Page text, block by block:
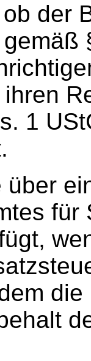
der
1
über
für